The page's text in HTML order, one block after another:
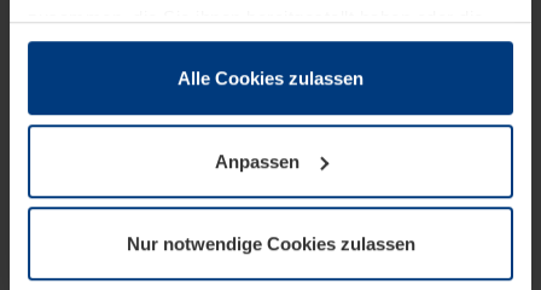
zusammen, die Sie ihnen bereitgestellt haben oder die
sie im Rahmen Ihrer Nutzung der Dienste gesammelt
wenn diese für den Betrieb dieser Seite unbedingt
notwendig sind. Für alle anderen Cookie-Typen benötigen
wir Ihre Erlaubnis. Ihre Einwilligung können Sie jederzeit
Datenschutzerklärungunserer Website ändern oder
widerrufen.
Alle Cookies zulassen
Anpassen
Nur notwendige Cookies zulassen